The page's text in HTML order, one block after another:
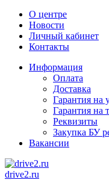
О центре
Новости
Личный кабинет
Контакты
Информация
Оплата
Доставка
Гарантия на
Гарантия на
Реквизиты
Закупка БУ
Вакансии
drive2.ru